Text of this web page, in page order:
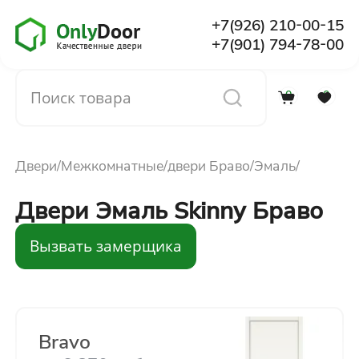
+7(926) 210-00-15
+7(901) 794-78-00
0 0
О компании
Установка
Отзывы
Двери Межкомнатные двери Браво Эмаль
Двери Эмаль Skinny Браво
Вызвать замерщика
Bravo